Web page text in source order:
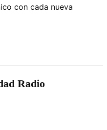
con cada nueva
Radio